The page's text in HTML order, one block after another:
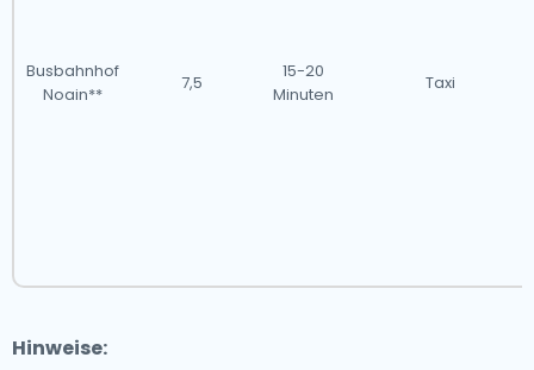
Busbahnhof
Noain**
7,5
15-20
Minuten
Taxi
Hinweise: